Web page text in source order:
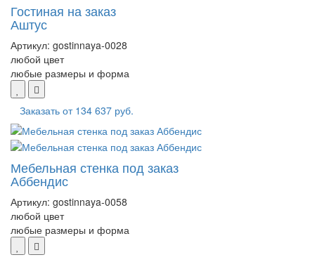
Гостиная на заказ
Аштус
Артикул: gostinnaya-0028
любой цвет
любые размеры и форма
Заказать от 134 637 руб.
Мебельная стенка под заказ
Аббендис
Артикул: gostinnaya-0058
любой цвет
любые размеры и форма